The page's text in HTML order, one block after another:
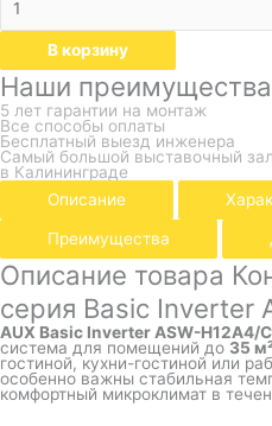
В корзину
Наши преимущества
5 лет гарантии на монтаж
Все способы оплаты
Бесплатный выезд инженера
Самый большой выставочный зал
в Калининграде
Описание
Преимущества
Описание товара
серия Basic Inverter
AUX Basic Inverter ASW-H12A4/
система для помещений до 35
гостиной, кухни-гостиной или
особенно важны стабильная
комфортный микроклимат в